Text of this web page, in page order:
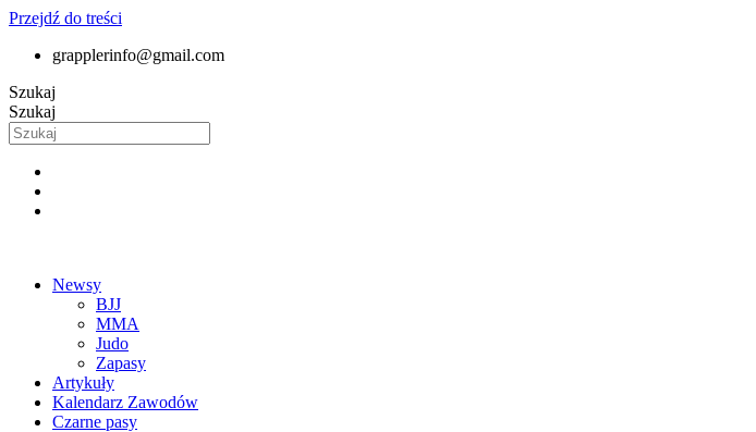
Przejdź do treści
grapplerinfo@gmail.com
Szukaj
Szukaj
Newsy
BJJ
MMA
Judo
Zapasy
Artykuły
Kalendarz Zawodów
Czarne pasy